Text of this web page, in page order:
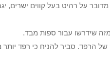
על רהיט בעל קווים ישרים,
שידרשו עבור ספות מבד.
הרפד. סביר להניח כי רפד יותר